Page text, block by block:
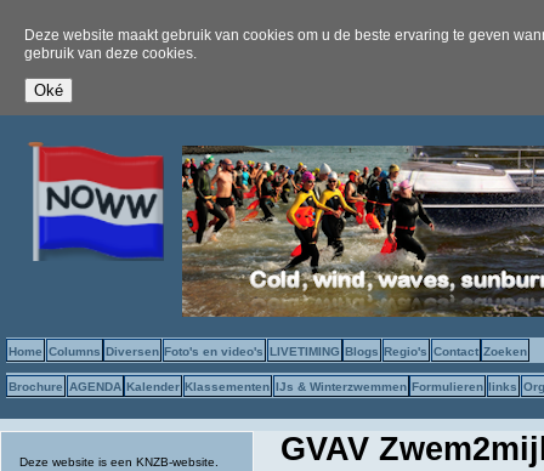
Deze website maakt gebruik van cookies om u de beste ervaring te geven
gebruik van deze cookies.
Home Columns Diversen Foto's en video's LIVETIMING Blogs Regio's Contact Zoeken
Brochure AGENDA Kalender Klassementen IJs & Winterzwemmen Formulieren links
Deze website is een KNZB-website.
GVAV